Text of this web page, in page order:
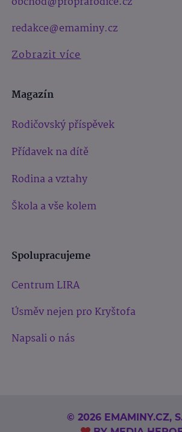
redakce@emaminy.cz
Zobrazit více
Magazín
Rodičovský příspěvek
Přídavek na dítě
Rodina a vztahy
Škola a vše kolem
Spolupracujeme
Centrum LIRA
Úsměv nejen pro Kryštofa
Napsali o nás
© 2026 EMAMINY.CZ,